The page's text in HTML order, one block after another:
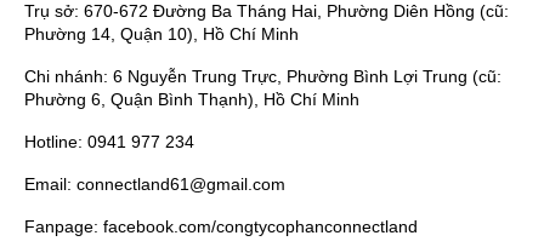
Trụ sở: 670-672 Đường Ba Tháng Hai, Phường Diên Hồng (cũ:
Phường 14, Quận 10), Hồ Chí Minh
Chi nhánh: 6 Nguyễn Trung Trực, Phường Bình Lợi Trung (cũ:
Phường 6, Quận Bình Thạnh), Hồ Chí Minh
Hotline: 0941 977 234
Email: connectland61@gmail.com
Fanpage: facebook.com/congtycophanconnectland